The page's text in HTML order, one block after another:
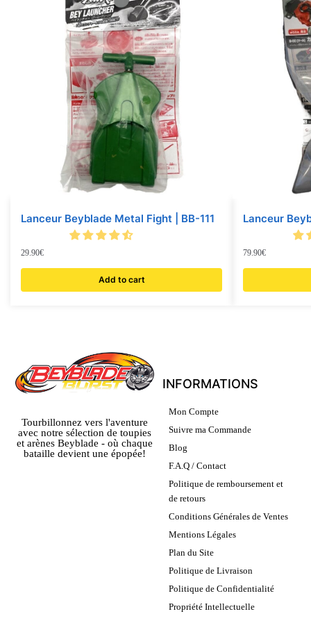
Lanceur Beyblade Metal Fight | BB-111
29.90€
Add to cart
Lanceur
79.90€
Tourbillonnez vers l'aventure
avec notre sélection de toupies
et arènes Beyblade - où chaque
bataille devient une épopée!
INFORMATIONS
Mon Compte
Suivre ma Commande
Blog
F.A.Q / Contact
Politique de remboursement et
de retours
Conditions Générales de Ventes
Mentions Légales
Plan du Site
Politique de Livraison
Politique de Confidentialité
Propriété Intellectuelle